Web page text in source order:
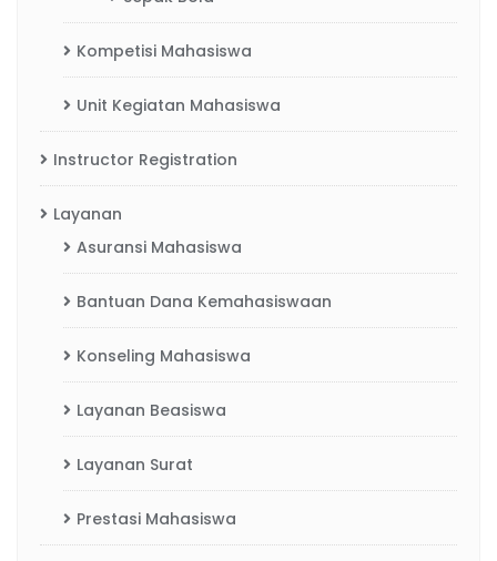
Kompetisi Mahasiswa
Unit Kegiatan Mahasiswa
Instructor Registration
Layanan
Asuransi Mahasiswa
Bantuan Dana Kemahasiswaan
Konseling Mahasiswa
Layanan Beasiswa
Layanan Surat
Prestasi Mahasiswa